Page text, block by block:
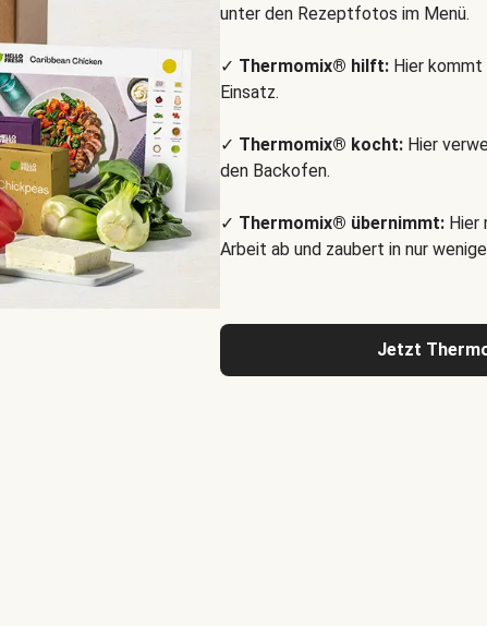
unter den Rezeptfotos im Menü.
✓ Thermomix® hilft: Hier kommt
Einsatz.
✓ Thermomix® kocht: Hier
den Backofen.
✓ Thermomix® übernimmt: Hier
Arbeit ab und zaubert in nur
Jetzt